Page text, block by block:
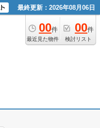
最終更新：2026年08月06日
00件
最近見た物件
00件
検討リスト